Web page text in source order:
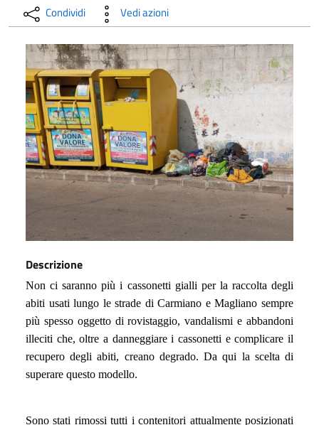
Condividi Vedi azioni
Descrizione
Non ci saranno più i cassonetti gialli per la raccolta degli
abiti usati lungo le strade di Carmiano e Magliano sempre
più spesso oggetto di rovistaggio, vandalismi e abbandoni
illeciti che, oltre a danneggiare i cassonetti e complicare il
recupero degli abiti, creano degrado. Da qui la scelta di
superare questo modello.
Sono stati rimossi tutti i contenitori attualmente posizionati